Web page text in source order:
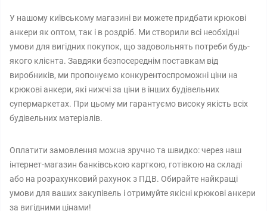
У нашому київському магазині ви можете придбати крюкові
анкери як оптом, так і в роздріб. Ми створили всі необхідні
умови для вигідних покупок, що задовольнять потреби будь-
якого клієнта. Завдяки безпосереднім поставкам від
виробників, ми пропонуємо конкурентоспроможні ціни на
крюкові анкери, які нижчі за ціни в інших будівельних
супермаркетах. При цьому ми гарантуємо високу якість всіх
будівельних матеріалів.
Оплатити замовлення можна зручно та швидко: через наш
інтернет-магазин банківською карткою, готівкою на складі
або на розрахунковий рахунок з ПДВ. Обирайте найкращі
умови для ваших закупівель і отримуйте якісні крюкові анкери
за вигідними цінами!